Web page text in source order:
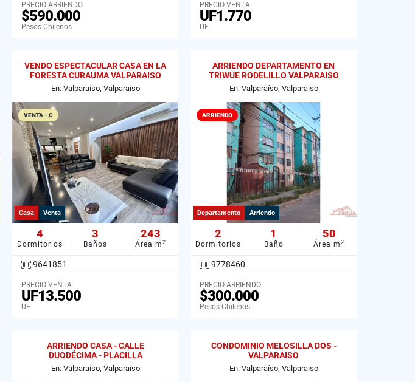
PRECIO ARRIENDO
$590.000
Pesos Chilenos
PRECIO VENTA
UF1.770
UF
VENDO ESPECTACULAR CASA EN LA
FORESTA CURAUMA VALPARAISO
En: Valparaíso, Valparaiso
VENTA - C
Casa Venta
4
Dormitorios
3
Baños
243
Área m 2
9641851
PRECIO VENTA
UF13.500
UF
ARRIENDO DEPARTAMENTO EN
TRIWUE RODELILLO VALPARAISO
En: Valparaíso, Valparaiso
ARRIENDO
Departamento Arriendo
2
Dormitorios
1
Baño
50
Área m 2
9778460
PRECIO ARRIENDO
$300.000
Pesos Chilenos
ARRIENDO CASA - CALLE
DUODÉCIMA - PLACILLA
En: Valparaíso, Valparaiso
CONDOMINIO MELOSILLA DOS -
VALPARAISO
En: Valparaíso, Valparaiso